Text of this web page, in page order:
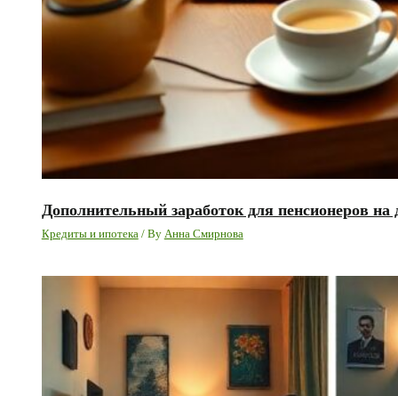
Дополнительный заработок для пенсионеров
Кредиты и ипотека/ By Анна Смирнова